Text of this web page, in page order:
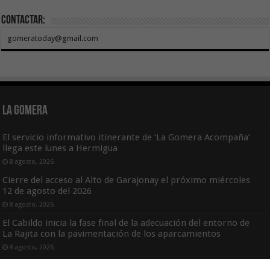
Contactar:
gomeratoday@gmail.com
La Gomera
El servicio informativo itinerante de ‘La Gomera Acompaña’
llega este lunes a Hermigua
8 agosto, 2026
Cierre del acceso al Alto de Garajonay el próximo miércoles
12 de agosto del 2026
8 agosto, 2026
El Cabildo inicia la fase final de la adecuación del entorno de
La Rajita con la pavimentación de los aparcamientos
8 agosto, 2026